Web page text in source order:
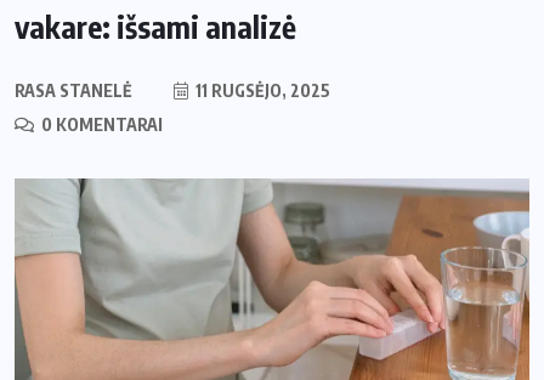
vakare: išsami analizė
RASA STANELĖ
11 RUGSĖJO, 2025
0 KOMENTARAI